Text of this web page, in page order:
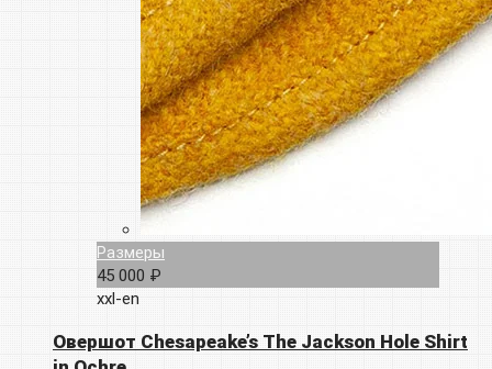
Размеры
45 000 ₽
xxl-en
Овершот Chesapeake’s The Jackson Hole Shirt